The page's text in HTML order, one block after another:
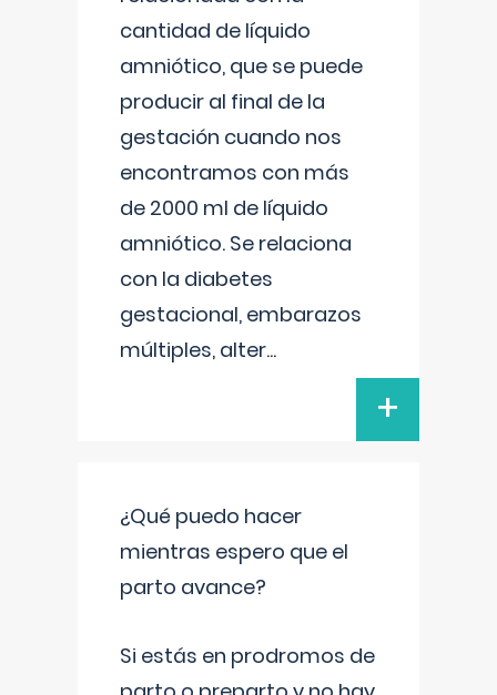
cantidad de líquido
amniótico, que se puede
producir al final de la
gestación cuando nos
encontramos con más
de 2000 ml de líquido
amniótico. Se relaciona
con la diabetes
gestacional, embarazos
múltiples, alter...
+
¿Qué puedo hacer
mientras espero que el
parto avance?
Si estás en prodromos de